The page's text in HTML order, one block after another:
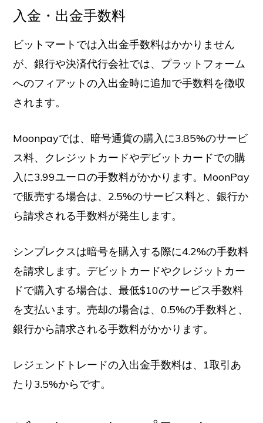
入金・出金手数料
ビットマートでは入出金手数料はかかりません
が、銀行や決済代行会社では、プラットフォーム
へのフィアットの入出金時に追加で手数料を徴収
されます。
Moonpayでは、暗号通貨の購入に3.85%のサービ
ス料、クレジットカードやデビットカードでの購
入に3.99ユーロの手数料がかかります。MoonPay
で販売する場合は、2.5%のサービス料と、銀行か
ら請求される手数料が発生します。
シンプレクスは暗号を購入する際に4.2%の手数料
を請求します。デビットカードやクレジットカー
ドで購入する場合は、最低$10のサービス手数料
を支払います。売却の場合は、0.5%の手数料と、
銀行から請求される手数料がかかります。
レジェンドトレードの入出金手数料は、1取引あ
たり3.5%からです。